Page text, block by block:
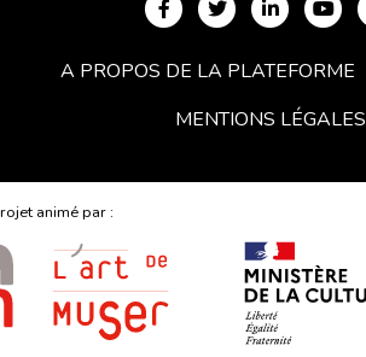
A PROPOS DE LA PLATEFORME
MENTIONS LÉGALES
animé par :